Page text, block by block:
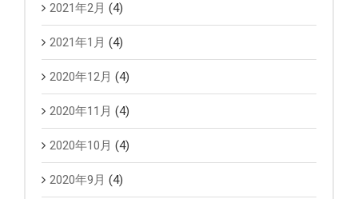
2021年2月 (4)
2021年1月 (4)
2020年12月 (4)
2020年11月 (4)
2020年10月 (4)
2020年9月 (4)